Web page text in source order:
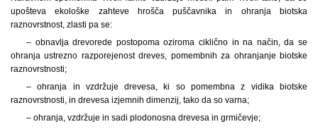
upošteva ekološke zahteve hrošča puščavnika in ohranja biotska
raznovrstnost, zlasti pa se:
– obnavlja drevorede postopoma oziroma ciklično in na način, da se
ohranja ustrezno razporejenost dreves, pomembnih za ohranjanje biotske
raznovrstnosti;
– ohranja in vzdržuje drevesa, ki so pomembna z vidika biotske
raznovrstnosti, in drevesa izjemnih dimenzij, tako da so varna;
– ohranja, vzdržuje in sadi plodonosna drevesa in grmičevje;